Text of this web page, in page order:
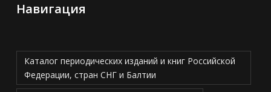
Навигация
Каталог периодических изданий и книг Российской
Федерации, стран СНГ и Балтии